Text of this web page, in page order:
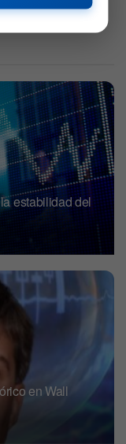
estabilidad del
en Wall